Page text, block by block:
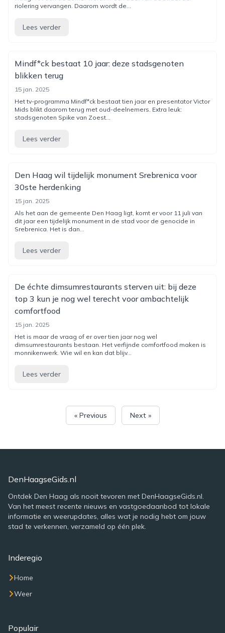
riolering vervangen. Daarom wordt de...
Lees verder
Mindf*ck bestaat 10 jaar: deze stadsgenoten
blikken terug
15 jan. 2025
Het tv-programma Mindf*ck bestaat tien jaar en presentator Victor
Mids blikt daarom terug met oud-deelnemers. Extra leuk:
stadsgenoten Spike van Zoest...
Lees verder
Den Haag wil tijdelijk monument Srebrenica voor
30ste herdenking
15 jan. 2025
Als het aan de gemeente Den Haag ligt, komt er voor 11 juli van
dit jaar een tijdelijk monument in de stad voor de genocide in
Srebrenica. Het is dan...
Lees verder
De échte dimsumrestaurants sterven uit: bij deze
top 3 kun je nog wel terecht voor ambachtelijk
comfortfood
15 jan. 2025
Het is maar de vraag of er over tien jaar nog wel
dimsumrestaurants bestaan. Het verfijnde comfortfood maken is
monnikenwerk. Wie wil en kan dat blijv...
Lees verder
« Previous Next »
DenHaagseGids.nl
Ontdek Den Haag als nooit tevoren met DenHaagseGids.nl.
Van het meest recente nieuws en vastgoedaanbod tot lokale
informatie en weerupdates, alles wat je nodig hebt om jouw
stad te verkennen, verzameld op één plek.
Inderegio
Home
Weer
Populair